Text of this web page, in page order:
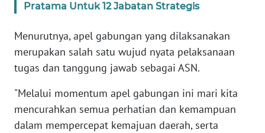
Pratama Untuk 12 Jabatan Strategis
Menurutnya, apel gabungan yang dilaksanakan
merupakan salah satu wujud nyata pelaksanaan
tugas dan tanggung jawab sebagai ASN.
"Melalui momentum apel gabungan ini mari kita
mencurahkan semua perhatian dan kemampuan
dalam mempercepat kemajuan daerah, serta
WN
SULTENG
SULBAR